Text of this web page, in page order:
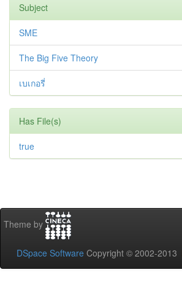
Subject
SME
The Big Five Theory
เบเกอรี่
Has File(s)
true
Theme by
DSpace Software Copyright © 2002-2013